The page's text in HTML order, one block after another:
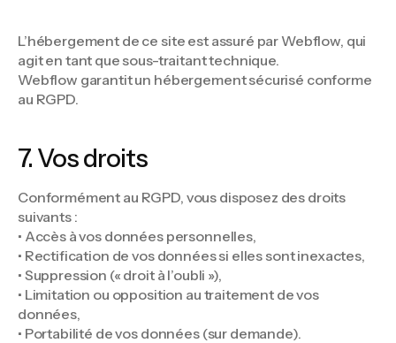
L’hébergement de ce site est assuré par Webflow, qui
agit en tant que sous-traitant technique.
Webflow garantit un hébergement sécurisé conforme
au RGPD.
7. Vos droits
Conformément au RGPD, vous disposez des droits
suivants :
• Accès à vos données personnelles,
• Rectification de vos données si elles sont inexactes,
• Suppression (« droit à l’oubli »),
• Limitation ou opposition au traitement de vos
données,
• Portabilité de vos données (sur demande).